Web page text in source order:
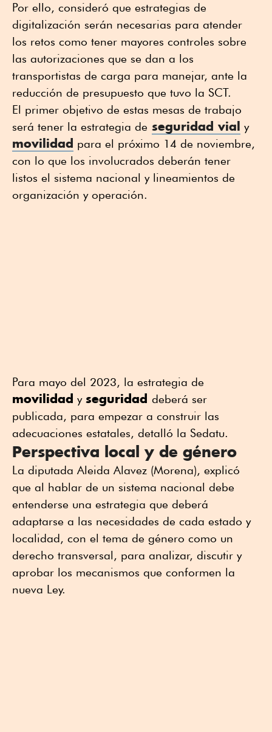
Por ello, consideró que estrategias de
digitalización serán necesarias para atender
los retos como tener mayores controles sobre
las autorizaciones que se dan a los
transportistas de carga para manejar, ante la
reducción de presupuesto que tuvo la SCT.
El primer objetivo de estas mesas de trabajo
será tener la estrategia de seguridad vial y
movilidad para el próximo 14 de noviembre,
con lo que los involucrados deberán tener
listos el sistema nacional y lineamientos de
organización y operación.
Para mayo del 2023, la estrategia de
movilidad y seguridad deberá ser
publicada, para empezar a construir las
adecuaciones estatales, detalló la Sedatu.
Perspectiva local y de género
La diputada Aleida Alavez (Morena), explicó
que al hablar de un sistema nacional debe
entenderse una estrategia que deberá
adaptarse a las necesidades de cada estado y
localidad, con el tema de género como un
derecho transversal, para analizar, discutir y
aprobar los mecanismos que conformen la
nueva Ley.